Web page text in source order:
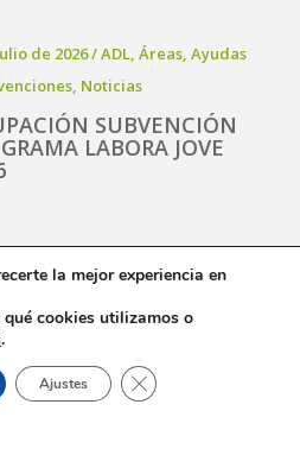
de 2026/ADL, Áreas, Ayudas
, Noticias
SUBVENCIÓN
LABORA JOVE
más noticias
la mejor experiencia en
qué cookies utilizamos o
.
Ajustes Cerrar el banner de